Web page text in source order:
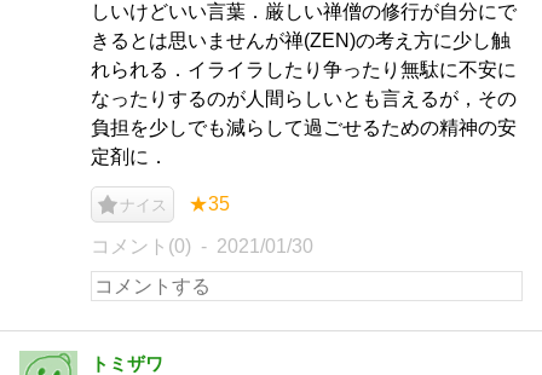
しいけどいい言葉．厳しい禅僧の修行が自分にで
きるとは思いませんが禅(ZEN)の考え方に少し触
れられる．イライラしたり争ったり無駄に不安に
なったりするのが人間らしいとも言えるが，その
負担を少しでも減らして過ごせるための精神の安
定剤に．
ナイス ★35
コメント(0) 2021/01/30
トミザワ